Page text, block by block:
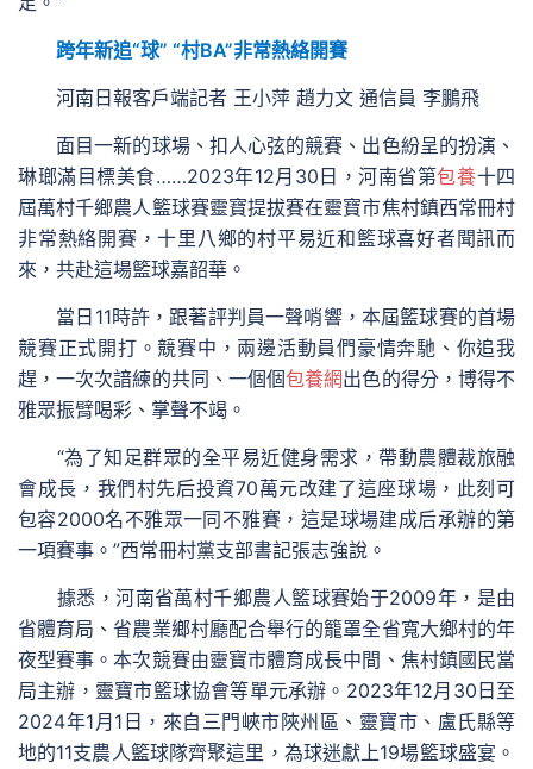
跨年新追“球” “村BA”非常熱絡開賽
河南日報客戶端記者 王小萍 趙力文 通信員 李鵬飛
面目一新的球場、扣人心弦的競賽、出色紛呈的扮演、
琳瑯滿目標美食……2023年12月30日，河南省第包養十四
屆萬村千鄉農人籃球賽靈寶提拔賽在靈寶市焦村鎮西常冊村
非常熱絡開賽，十里八鄉的村平易近和籃球喜好者聞訊而
來，共赴這場籃球嘉韶華。
當日11時許，跟著評判員一聲哨響，本屆籃球賽的首場
競賽正式開打。競賽中，兩邊活動員們豪情奔馳、你追我
趕，一次次諳練的共同、一個個包養網出色的得分，博得不
雅眾振臂喝彩、掌聲不竭。
“為了知足群眾的全平易近健身需求，帶動農體裁旅融
會成長，我們村先后投資70萬元改建了這座球場，此刻可
包容2000名不雅眾一同不雅賽，這是球場建成后承辦的第
一項賽事。”西常冊村黨支部書記張志強說。
據悉，河南省萬村千鄉農人籃球賽始于2009年，是由
省體育局、省農業鄉村廳配合舉行的籠罩全省寬大鄉村的年
夜型賽事。本次競賽由靈寶市體育成長中間、焦村鎮國民當
局主辦，靈寶市籃球協會等單元承辦。2023年12月30日至
2024年1月1日，來自三門峽市陜州區、靈寶市、盧氏縣等
地的11支農人籃球隊齊聚這里，為球迷獻上19場籃球盛宴。